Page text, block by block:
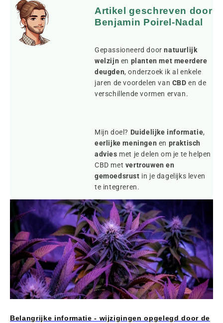
Artikel geschreven door
Benjamin Poirel-Nadal
Gepassioneerd doornatuurlijk
welzijn en planten met meerdere
deugden, onderzoek ik al enkele
jaren de voordelen van CBD en de
verschillende vormen ervan.
Mijn doel? Duidelijke informatie,
eerlijke meningen en praktisch
advies met je delen om je te helpen
CBD met vertrouwen en
gemoedsrust in je dagelijks leven
te integreren.
Belangrijke informatie - wijzigingen opgelegd door de